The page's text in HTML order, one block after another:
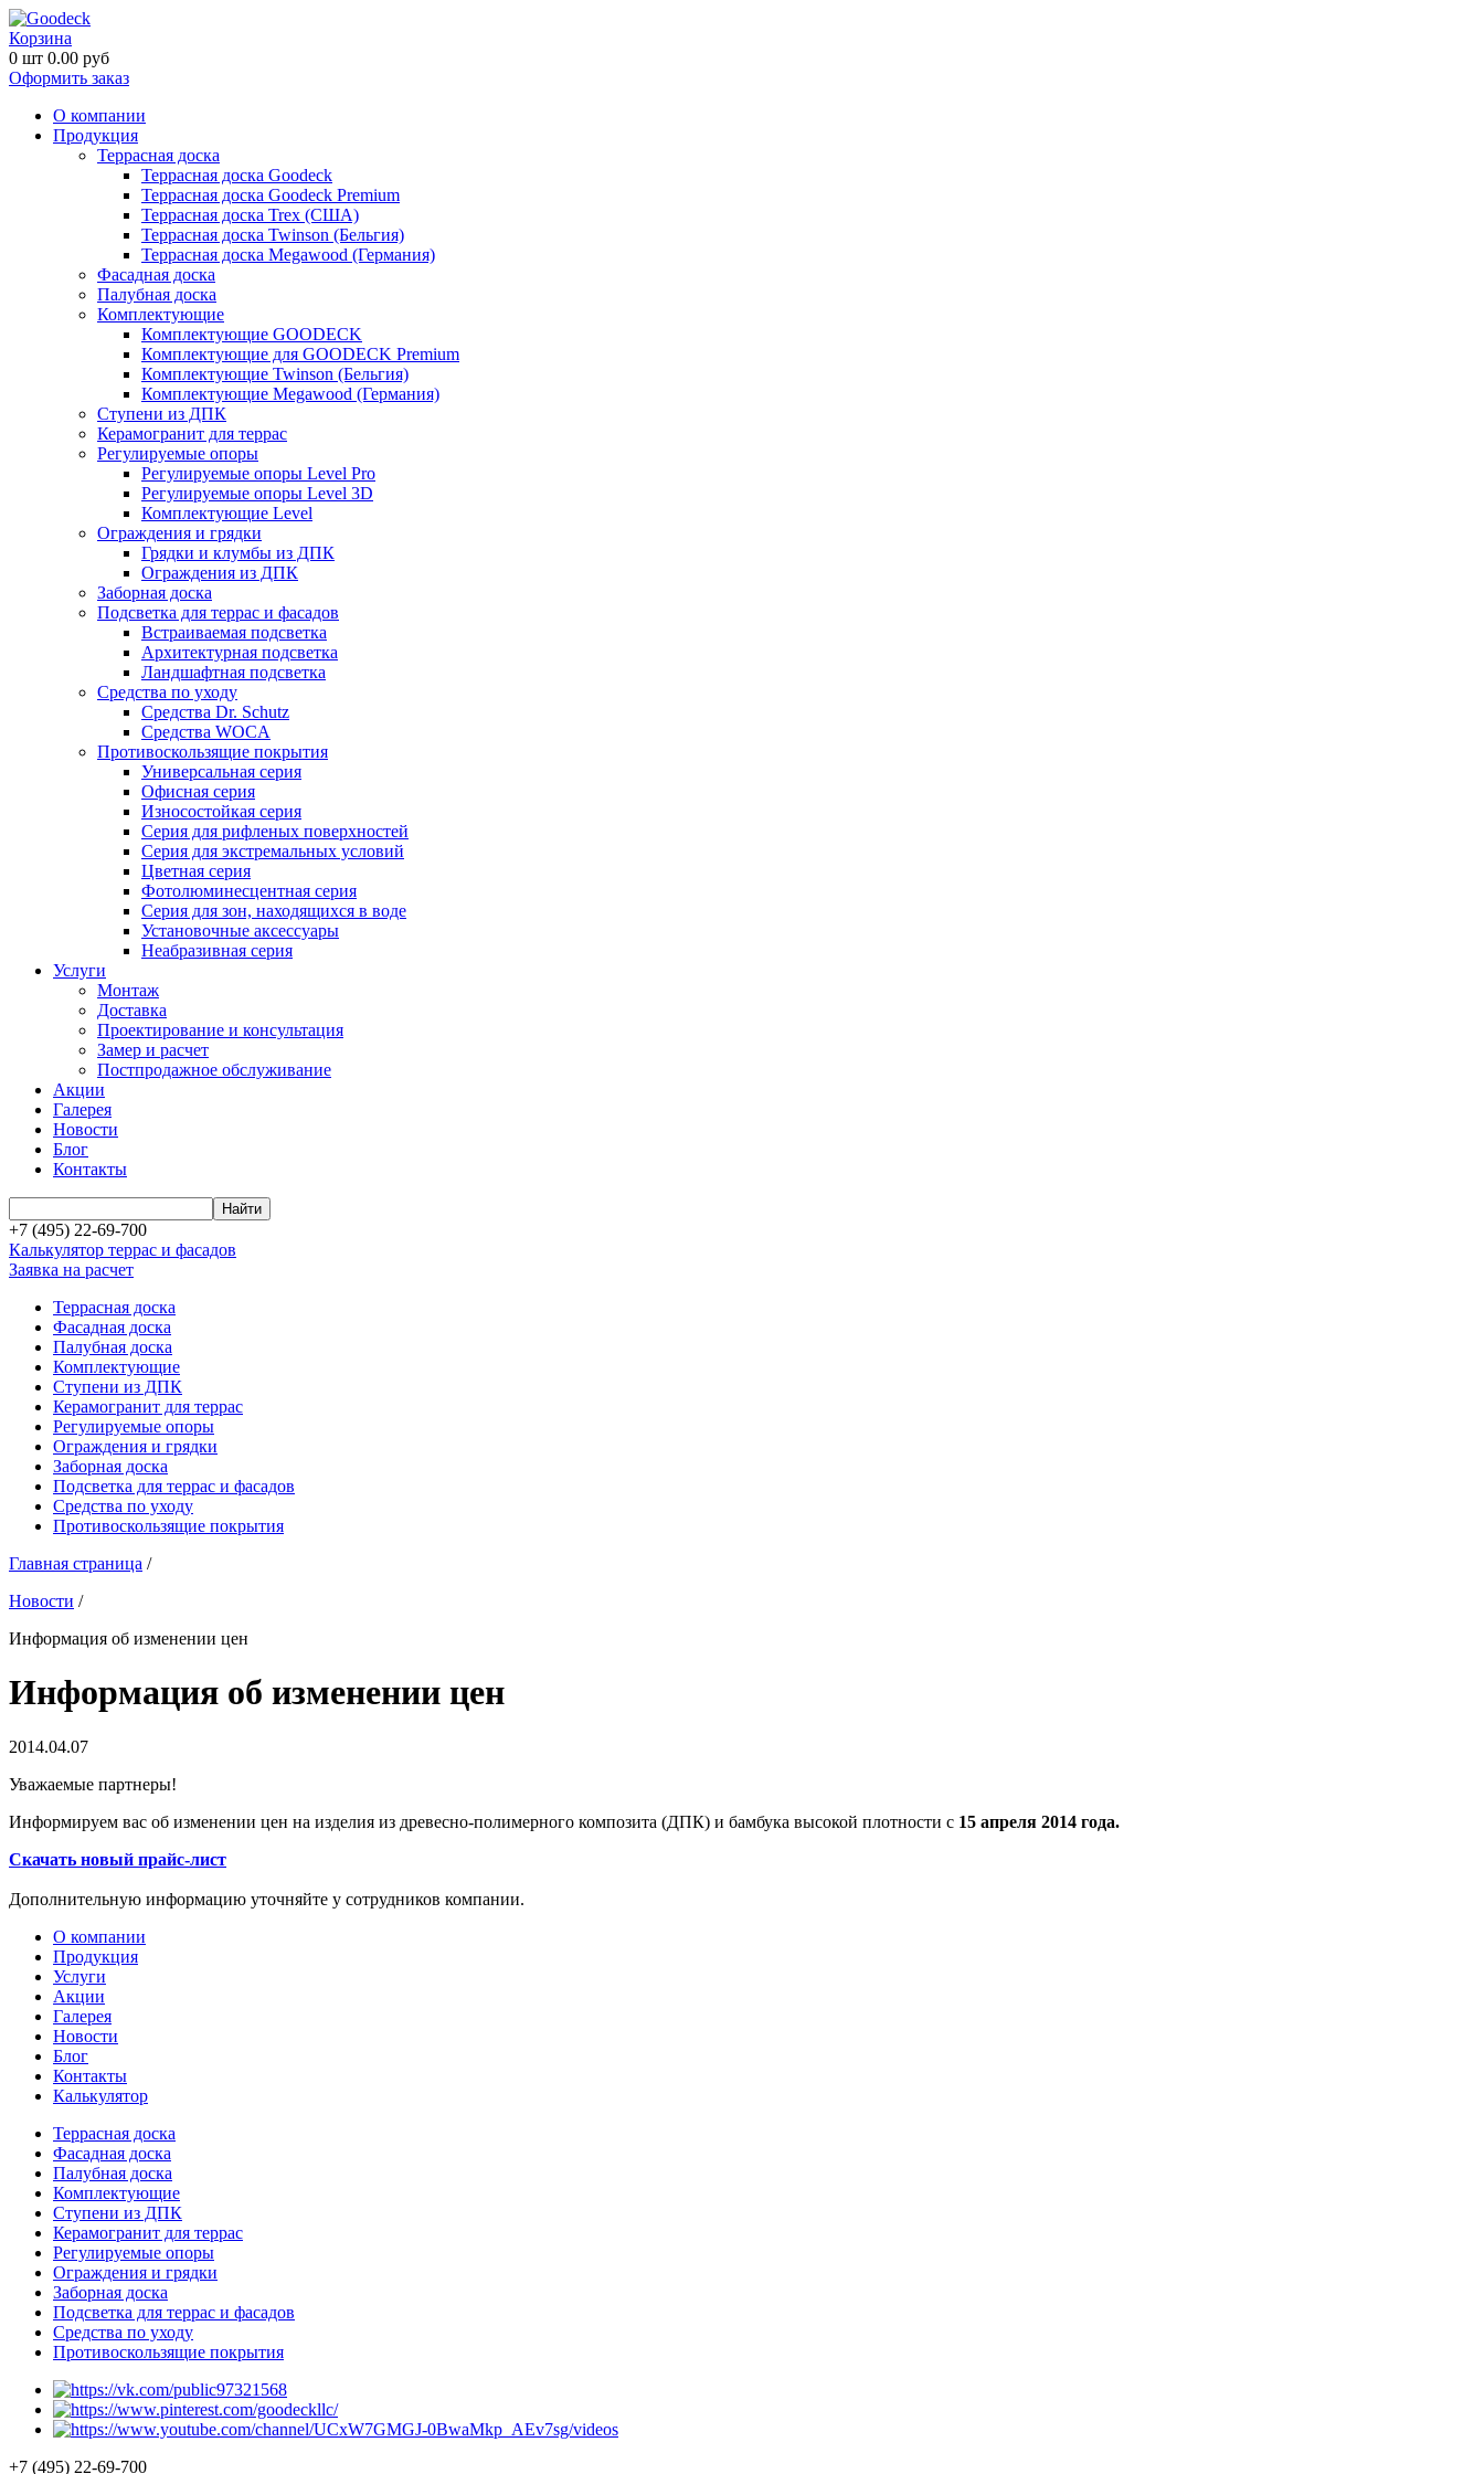
Корзина
0 шт 0.00 руб
Оформить заказ
О компании
Продукция
Террасная доска
Террасная доска Goodeck
Террасная доска Goodeck Premium
Террасная доска Trex (США)
Террасная доска Twinson (Бельгия)
Террасная доска Megawood (Германия)
Фасадная доска
Палубная доска
Комплектующие
Комплектующие GOODECK
Комплектующие для GOODECK Premium
Комплектующие Twinson (Бельгия)
Комплектующие Megawood (Германия)
Ступени из ДПК
Керамогранит для террас
Регулируемые опоры
Регулируемые опоры Level Pro
Регулируемые опоры Level 3D
Комплектующие Level
Ограждения и грядки
Грядки и клумбы из ДПК
Ограждения из ДПК
Заборная доска
Подсветка для террас и фасадов
Встраиваемая подсветка
Архитектурная подсветка
Ландшафтная подсветка
Средства по уходу
Средства Dr. Schutz
Средства WOCA
Противоскользящие покрытия
Универсальная серия
Офисная серия
Износостойкая серия
Серия для рифленых поверхностей
Серия для экстремальных условий
Цветная серия
Фотолюминесцентная серия
Серия для зон, находящихся в воде
Установочные аксессуары
Неабразивная серия
Услуги
Монтаж
Доставка
Проектирование и консультация
Замер и расчет
Постпродажное обслуживание
Акции
Галерея
Новости
Блог
Контакты
+7 (495) 22-69-700
Калькулятор террас и фасадов
Заявка на расчет
Террасная доска
Фасадная доска
Палубная доска
Комплектующие
Ступени из ДПК
Керамогранит для террас
Регулируемые опоры
Ограждения и грядки
Заборная доска
Подсветка для террас и фасадов
Средства по уходу
Противоскользящие покрытия
Главная страница /
Новости /
Информация об изменении цен
Информация об изменении цен
2014.04.07
Уважаемые партнеры!
Информируем вас об изменении цен на изделия из древесно-полимерного композита (ДПК) и бамбука высокой плотности с 15 апреля 2014 года.
Скачать новый прайс-лист
Дополнительную информацию уточняйте у сотрудников компании.
О компании
Продукция
Услуги
Акции
Галерея
Новости
Блог
Контакты
Калькулятор
Террасная доска
Фасадная доска
Палубная доска
Комплектующие
Ступени из ДПК
Керамогранит для террас
Регулируемые опоры
Ограждения и грядки
Заборная доска
Подсветка для террас и фасадов
Средства по уходу
Противоскользящие покрытия
+7 (495) 22-69-700